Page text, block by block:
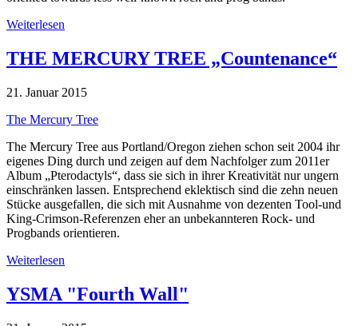
Weiterlesen
THE MERCURY TREE „Countenance“
21. Januar 2015
The Mercury Tree
The Mercury Tree aus Portland/Oregon ziehen schon seit 2004 ihr
eigenes Ding durch und zeigen auf dem Nachfolger zum 2011er
Album „Pterodactyls“, dass sie sich in ihrer Kreativität nur ungern
einschränken lassen. Entsprechend eklektisch sind die zehn neuen
Stücke ausgefallen, die sich mit Ausnahme von dezenten Tool-und
King-Crimson-Referenzen eher an unbekannteren Rock- und
Progbands orientieren.
Weiterlesen
YSMA "Fourth Wall"